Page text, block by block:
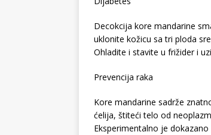
Decokcija kore mandarine
uklonite kožicu sa tri ploda
Ohladite i stavite u frižider i
Prevencija raka
Kore mandarine sadrže
ćelija, štiteći telo od
Eksperimentalno je